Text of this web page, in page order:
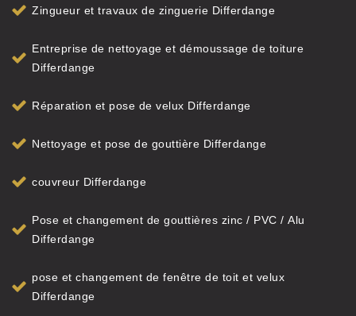
Zingueur et travaux de zinguerie Differdange
Entreprise de nettoyage et démoussage de toiture
Differdange
Réparation et pose de velux Differdange
Nettoyage et pose de gouttière Differdange
couvreur Differdange
Pose et changement de gouttières zinc / PVC / Alu
Differdange
pose et changement de fenêtre de toit et velux
Differdange